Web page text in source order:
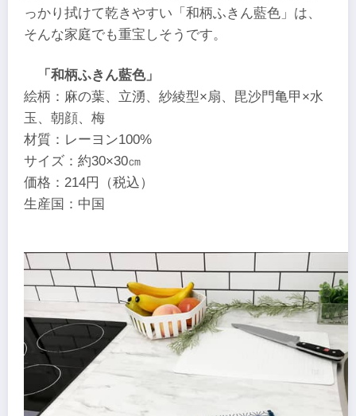
っかり拭けて乾きやすい「和柄ふきん藍色」は、
そんな家庭でも重宝しそうです。
「和柄ふきん藍色」
絵柄：麻の葉、立湧、紗綾型×扇、毘沙門亀甲×水
玉、朝顔、梅
材質：レーヨン100%
サイズ：約30×30㎝
価格：214円（税込）
生産国：中国